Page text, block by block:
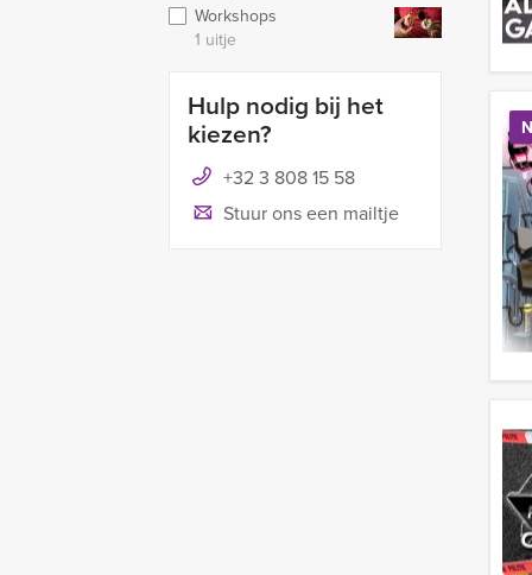
Workshops
1 uitje
Hulp nodig bij het
kiezen?
+32 3 808 15 58
Stuur ons een mailtje